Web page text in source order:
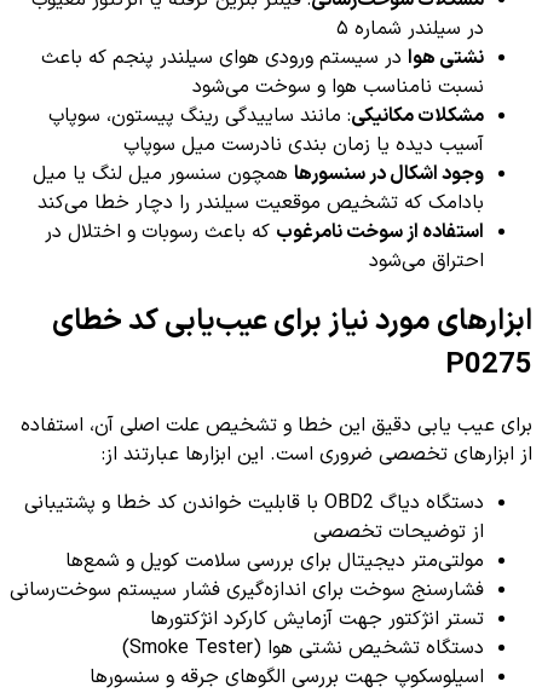
در سیلندر شماره ۵
نشتی هوا در سیستم ورودی هوای سیلندر پنجم که باعث
نسبت نامناسب هوا و سوخت می‌شود
مشکلات مکانیکی: مانند ساییدگی رینگ پیستون، سوپاپ
آسیب دیده یا زمان بندی نادرست میل سوپاپ
وجود اشکال در سنسورها همچون سنسور میل لنگ یا میل
بادامک که تشخیص موقعیت سیلندر را دچار خطا می‌کند
استفاده از سوخت نامرغوب که باعث رسوبات و اختلال در
احتراق می‌شود
ابزارهای مورد نیاز برای عیب‌یابی کد خطای
P0275
برای عیب یابی دقیق این خطا و تشخیص علت اصلی آن، استفاده
از ابزارهای تخصصی ضروری است. این ابزارها عبارتند از:
دستگاه دیاگ OBD2 با قابلیت خواندن کد خطا و پشتیبانی
از توضیحات تخصصی
مولتی‌متر دیجیتال برای بررسی سلامت کویل و شمع‌ها
فشارسنج سوخت برای اندازه‌گیری فشار سیستم سوخت‌رسانی
تستر انژکتور جهت آزمایش کارکرد انژکتورها
دستگاه تشخیص نشتی هوا (Smoke Tester)
اسیلوسکوپ جهت بررسی الگوهای جرقه و سنسورها